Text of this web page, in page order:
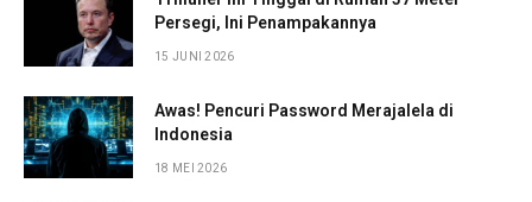
Persegi, Ini Penampakannya
15 JUNI 2026
Awas! Pencuri Password Merajalela di
Indonesia
18 MEI 2026